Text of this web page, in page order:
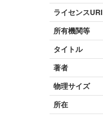
ライセンスURI
所有機関等
タイトル
著者
物理サイズ
所在